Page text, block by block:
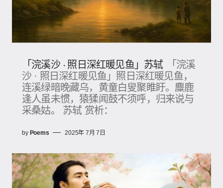
「浣溪沙 · 照日深红暖见鱼」苏轼
「浣溪
沙 · 照日深红暖见鱼」照日深红暖见鱼，
连溪绿暗晚藏乌，黄童白叟聚睢盱。麋鹿
逢人虽未惯，猿猱闻鼓不须呼，归来说与
采桑姑。 苏轼 赏析：
by Poems 2025年 7月 7日